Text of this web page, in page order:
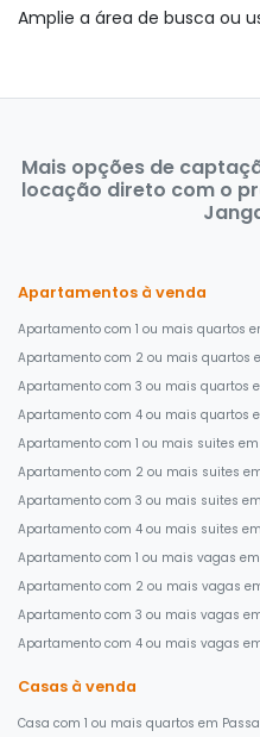
Amplie a área de busca ou
Mais opções de
locação direto com o
Apartamentos à venda
Apartamento com 1 ou mais quartos
Apartamento com 2 ou mais quartos
Apartamento com 3 ou mais quartos
Apartamento com 4 ou mais quartos
Apartamento com 1 ou mais suites em
Apartamento com 2 ou mais suites
Apartamento com 3 ou mais suites
Apartamento com 4 ou mais suites
Apartamento com 1 ou mais vagas em
Apartamento com 2 ou mais vagas
Apartamento com 3 ou mais vagas
Apartamento com 4 ou mais vagas
Casas à venda
Casa com 1 ou mais quartos em